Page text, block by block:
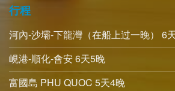
行程
河內-沙壩-下龍灣（在船上过一晚） 6
峴港-順化-會安 6天5晚
富國島 PHU QUOC 5天4晚